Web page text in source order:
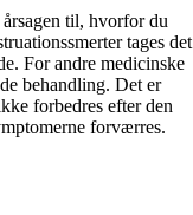
til, hvorfor du
tages det
For andre medicinske
behandling. Det er
forbedres efter den
forværres.